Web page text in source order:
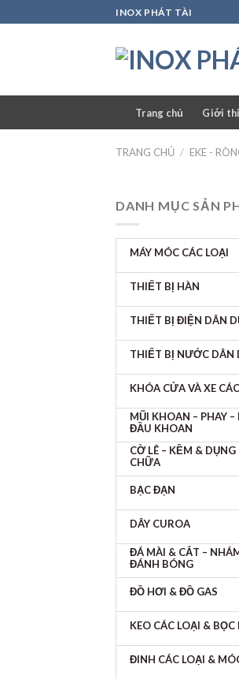
to
INOX PHÁT TÀI
Trang chủ Giới
TRANG CHỦ / EKE -
DANH MỤC SẢN
MÁY MÓC CÁC LOẠI
THIẾT BỊ HÀN
THIẾT BỊ ĐIỆN DÂN
THIẾT BỊ NƯỚC DÂN
KHÓA CỬA VÀ XE
MŨI KHOAN – PHAY –
ĐẦU KHOAN
CỜ LÊ – KỀM & DỤNG
CHỮA
BẠC ĐẠN
DÂY CUROA
ĐÁ MÀI & CẮT –
ĐÁNH BÓNG
ĐỒ HƠI & ĐỒ GAS
KEO CÁC LOẠI & BỌC
ĐINH CÁC LOẠI &